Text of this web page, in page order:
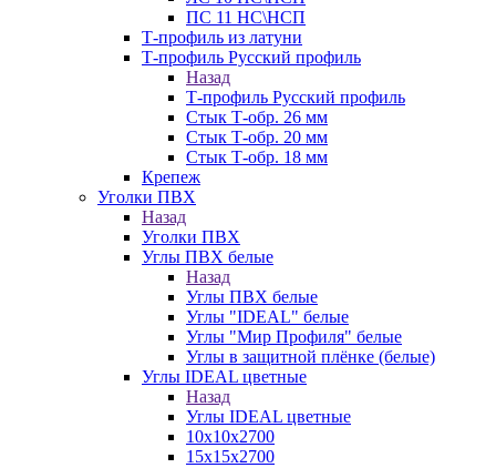
ПС 11 НС\НСП
Т-профиль из латуни
Т-профиль Русский профиль
Назад
Т-профиль Русский профиль
Стык Т-обр. 26 мм
Стык Т-обр. 20 мм
Стык Т-обр. 18 мм
Крепеж
Уголки ПВХ
Назад
Уголки ПВХ
Углы ПВХ белые
Назад
Углы ПВХ белые
Углы "IDEAL" белые
Углы "Мир Профиля" белые
Углы в защитной плёнке (белые)
Углы IDEAL цветные
Назад
Углы IDEAL цветные
10х10х2700
15х15х2700